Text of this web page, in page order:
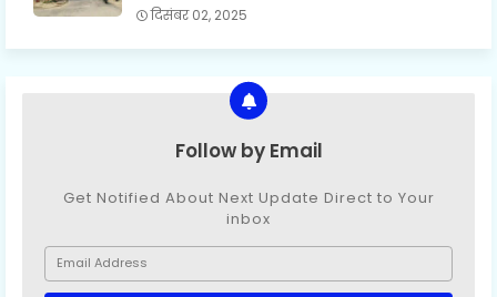
दिसंबर 02, 2025
Follow by Email
Get Notified About Next Update Direct to Your
inbox